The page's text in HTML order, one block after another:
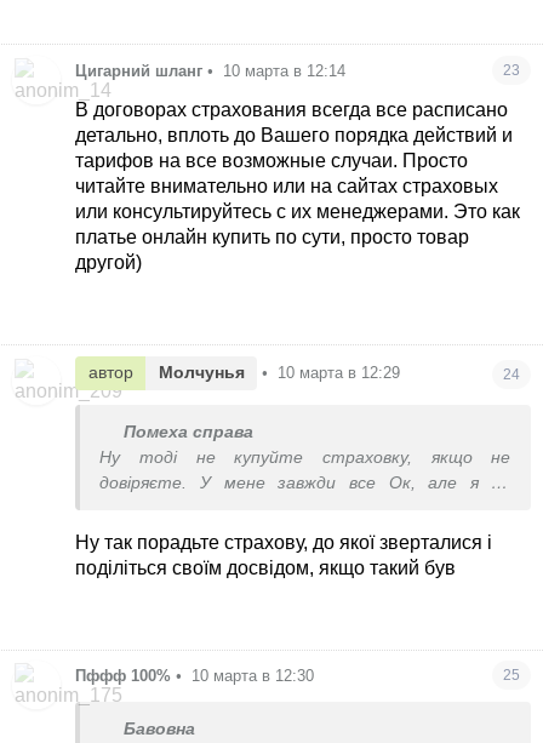
Цигарний шланг • 10 марта в 12:14 23
В договорах страхования всегда все расписано
детально, вплоть до Вашего порядка действий и
тарифов на все возможные случаи. Просто
читайте внимательно или на сайтах страховых
или консультируйтесь с их менеджерами. Это как
платье онлайн купить по сути, просто товар
другой)
автор Молчунья • 10 марта в 12:29 24
Помеха справа
Ну тоді не купуйте страховку, якщо не
довіряєте. У мене завжди все Ок, але я не
Ну так порадьте страхову, до якої зверталися і
поділіться своїм досвідом, якщо такий був
Пффф 100% • 10 марта в 12:30 25
Бавовна